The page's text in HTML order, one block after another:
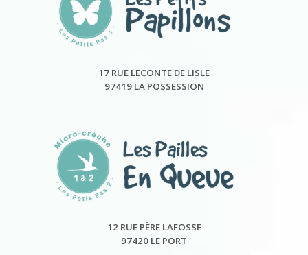
17 RUE LECONTE DE LISLE
97419 LA POSSESSION
12 RUE PÈRE LAFOSSE
97420 LE PORT